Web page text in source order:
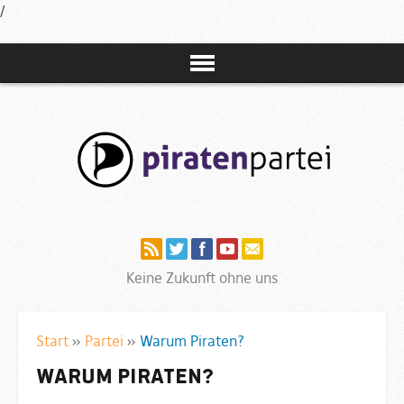
/
Keine Zukunft ohne uns
Start » Partei » Warum Piraten?
Warum Piraten?